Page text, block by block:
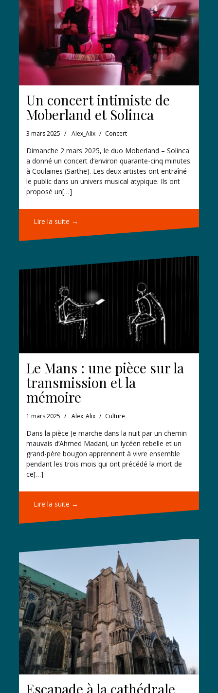
Un concert intimiste de
Moberland et Solinca
3 mars 2025 Alex_Alix Concert
Dimanche 2 mars 2025, le duo Moberland – Solinca
a donné un concert d’environ quarante-cinq minutes
à Coulaines (Sarthe). Les deux artistes ont entraîné
le public dans un univers musical atypique. Ils ont
proposé un[…]
Lire la suite →
Le Mans : une pièce sur la
transmission et la
mémoire
1 mars 2025 Alex_Alix Culture
Dans la pièce Je marche dans la nuit par un chemin
mauvais d’Ahmed Madani, un lycéen rebelle et un
grand-père bougon apprennent à vivre ensemble
pendant les trois mois qui ont précédé la mort de
ce[…]
Lire la suite →
Escapade à la cathédrale